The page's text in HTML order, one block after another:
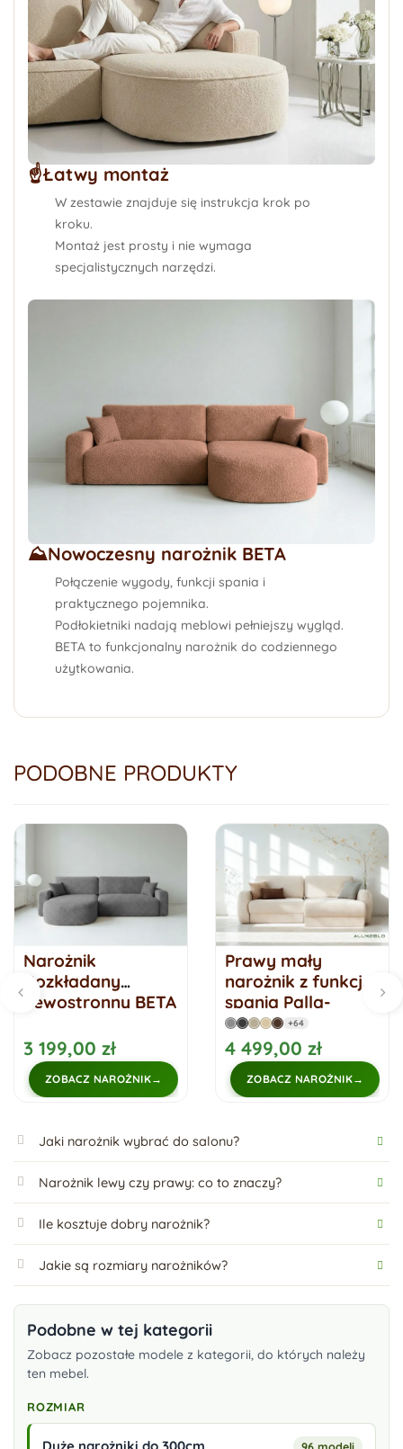
☝️Łatwy montaż
W zestawie znajduje się instrukcja krok po
kroku.
Montaż jest prosty i nie wymaga
specjalistycznych narzędzi.
⛰️Nowoczesny narożnik BETA
Połączenie wygody, funkcji spania i
praktycznego pojemnika.
Podłokietniki nadają meblowi pełniejszy wygląd.
BETA to funkcjonalny narożnik do codziennego
użytkowania.
PODOBNE PRODUKTY
Narożnik
Rozkładany
Lewostronny BETA
Spania
3 199,00 zł
ZOBACZ NAROŻNIK
Prawy mały
narożnik z funkcją
spania Palla-
konfiguracja
+64
4 499,00 zł
ZOBACZ NAROŻNIK
Jaki narożnik wybrać do salonu?
Narożnik lewy czy prawy: co to znaczy?
Ile kosztuje dobry narożnik?
Jakie są rozmiary narożników?
Podobne w tej kategorii
Zobacz pozostałe modele z kategorii, do których należy
ten mebel.
ROZMIAR